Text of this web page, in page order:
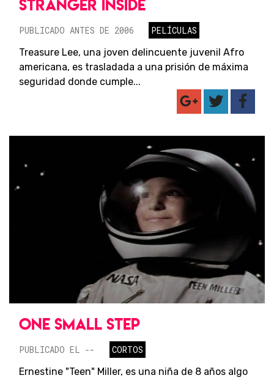
STRANGER INSIDE
PUBLICADO ANTES DE 2006
PELÍCULAS
Treasure Lee, una joven delincuente juvenil Afro
americana, es trasladada a una prisión de máxima
seguridad donde cumple...
ONE SMALL STEP
PUBLICADO EL --
CORTOS
Ernestine "Teen" Miller, es una niña de 8 años algo